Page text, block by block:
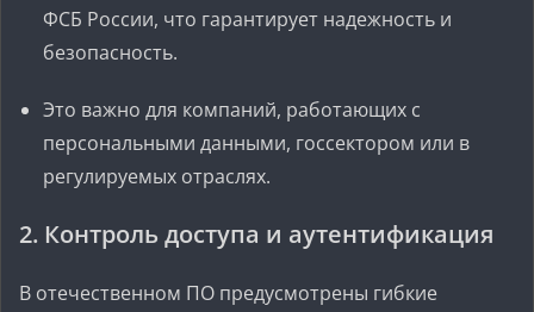
ФСБ России, что гарантирует надежность и
безопасность.
Это важно для компаний, работающих с
персональными данными, госсектором или в
регулируемых отраслях.
2. Контроль доступа и аутентификация
В отечественном ПО предусмотрены гибкие